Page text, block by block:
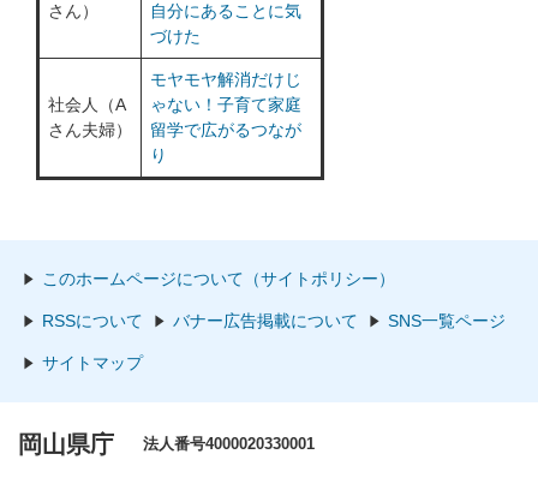
さん）
自分にあることに気
づけた
社会人（A
さん夫婦）
モヤモヤ解消だけじ
ゃない！子育て家庭
留学で広がるつなが
り
このホームページについて（サイトポリシー）
RSSについて バナー広告掲載について SNS一覧ページ
サイトマップ
岡山県庁 法人番号4000020330001